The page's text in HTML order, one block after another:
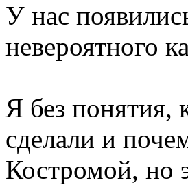
У нас
невероятного
Я без понятия,
сделали и
Костромой, но